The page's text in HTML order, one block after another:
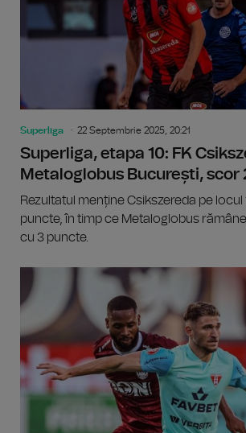
Superliga 22 Septembrie 2025, 20:21
Superliga, etapa 10: FK
Metaloglobus București, scor
Rezultatul menține Csikszereda pe locul
puncte, în timp ce Metaloglobus
cu 3 puncte.